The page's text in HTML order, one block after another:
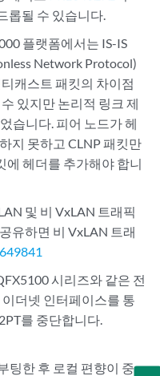
롭될 수 있습니다.
플랫폼에서는 IS-IS
Network Protocol)
캐스트 패킷의 차이점
있지만 논리적 링크 제
습니다. 피어 노드가 헤
지 못하고 CLNP 패킷만
에 헤더를 추가해야 합니
및 비 VxLAN 트래픽
유하면 비 VxLAN 트래
시리즈와 같은 전
더넷 인터페이스를 통
를 중단합니다.
팅한 후 로컬 편향이 중